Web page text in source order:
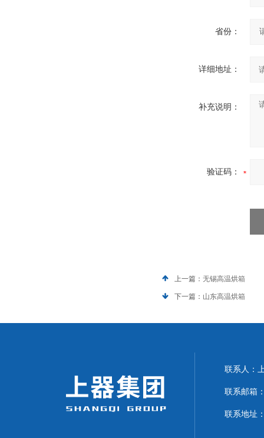
省份：
详细地址：
补充说明：
验证码：
上一篇： 无锡高温烘箱
下一篇： 山东高温烘箱
联系人：
联系邮箱
联系地址